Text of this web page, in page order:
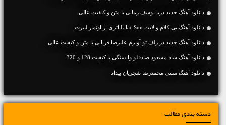
دانلود آهنگ جديد دریا یوسف زمانی با متن و کیفیت عالی
دانلود آهنگ بی کلام و لایت Lilac Sun اثری از اوتمار لیبرت
دانلود آهنگ جديد در زلف تو آویزم علیرضا قربانی با متن و کیفیت عالی
دانلود آهنگ شاد مسعود صادقلو وابستگی با کیفیت 128 و 320
دانلود آهنگ سنتی محمدرضا شجریان بیداد
دسته بندی مطالب